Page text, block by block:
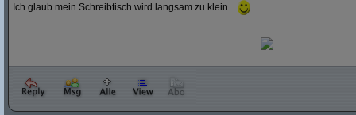
Ich glaub mein Schreibtisch wird langsam zu klein...